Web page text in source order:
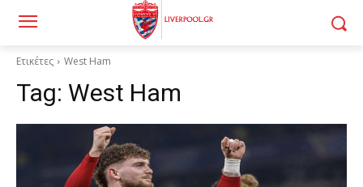
Ετικέτες West Ham
Tag: West Ham